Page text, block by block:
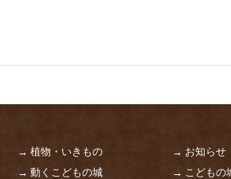
→ 植物・いきもの
→ 動くこどもの城
→ お知らせ
→ こどもの